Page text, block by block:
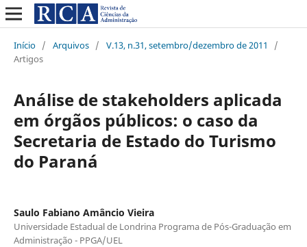
Início / Arquivos / V.13, n.31, setembro/dezembro de 2011
/
Artigos
Análise de stakeholders aplicada
em órgãos públicos: o caso da
Secretaria de Estado do Turismo
do Paraná
Saulo Fabiano Amâncio Vieira
Universidade Estadual de Londrina Programa de Pós-Graduação em
Administração - PPGA/UEL